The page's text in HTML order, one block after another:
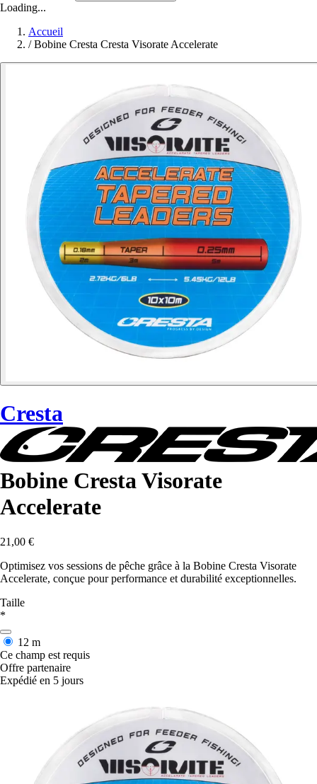
Loading...
Accueil
/ Bobine Cresta Cresta Visorate Accelerate
Cresta
Bobine Cresta Visorate
Accelerate
21,00 €
Optimisez vos sessions de pêche grâce à la Bobine Cresta Visorate
Accelerate, conçue pour performance et durabilité exceptionnelles.
Taille
*
12 m
Ce champ est requis
Offre partenaire
Expédié en 5 jours